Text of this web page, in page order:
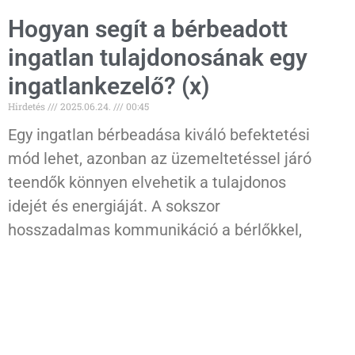
Hogyan segít a bérbeadott
ingatlan tulajdonosának egy
ingatlankezelő? (x)
Hirdetés 2025.06.24. 00:45
Egy ingatlan bérbeadása kiváló befektetési
mód lehet, azonban az üzemeltetéssel járó
teendők könnyen elvehetik a tulajdonos
idejét és energiáját. A sokszor
hosszadalmas kommunikáció a bérlőkkel,